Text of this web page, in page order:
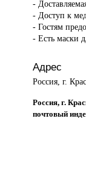
-
- Доступ к
- Гостям
- Есть маски
Адрес
Россия, г.
Россия, г.
почтовый